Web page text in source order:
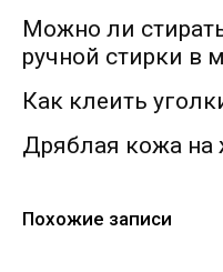
Можно ли
ручной стирки в
Как клеить
Дряблая кожа на
Похожие записи